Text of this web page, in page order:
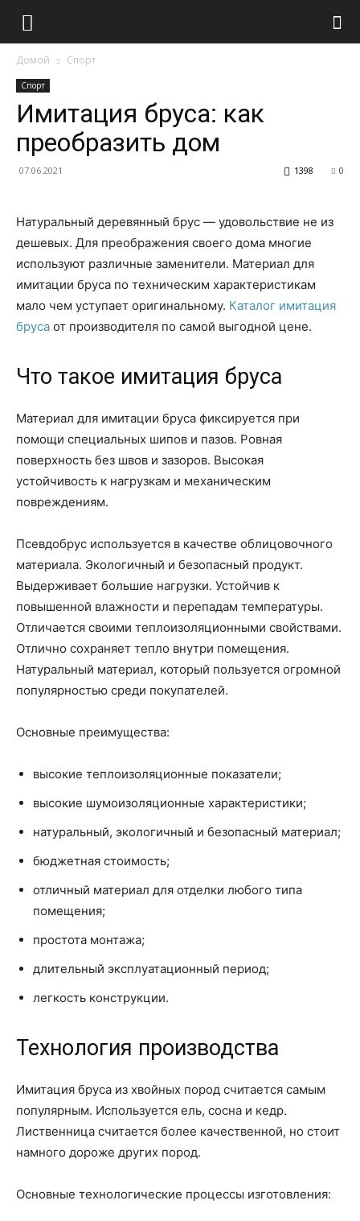
Домой Спорт
Спорт
Имитация бруса: как
преобразить дом
07.06.2021 0
1398
Натуральный деревянный брус — удовольствие не из
дешевых. Для преображения своего дома многие
используют различные заменители. Материал для
имитации бруса по техническим характеристикам
мало чем уступает оригинальному. Каталог имитация
бруса от производителя по самой выгодной цене.
Что такое имитация бруса
Материал для имитации бруса фиксируется при
помощи специальных шипов и пазов. Ровная
поверхность без швов и зазоров. Высокая
устойчивость к нагрузкам и механическим
повреждениям.
Псевдобрус используется в качестве облицовочного
материала. Экологичный и безопасный продукт.
Выдерживает большие нагрузки. Устойчив к
повышенной влажности и перепадам температуры.
Отличается своими теплоизоляционными свойствами.
Отлично сохраняет тепло внутри помещения.
Натуральный материал, который пользуется огромной
популярностью среди покупателей.
Основные преимущества:
высокие теплоизоляционные показатели;
высокие шумоизоляционные характеристики;
натуральный, экологичный и безопасный материал;
бюджетная стоимость;
отличный материал для отделки любого типа
помещения;
простота монтажа;
длительный эксплуатационный период;
легкость конструкции.
Технология производства
Имитация бруса из хвойных пород считается самым
популярным. Используется ель, сосна и кедр.
Лиственница считается более качественной, но стоит
намного дороже других пород.
Основные технологические процессы изготовления: